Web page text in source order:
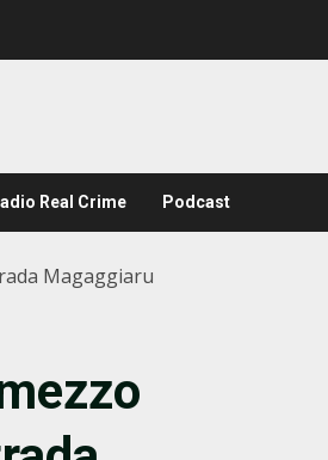
Real Crime Podcast
Magaggiaru